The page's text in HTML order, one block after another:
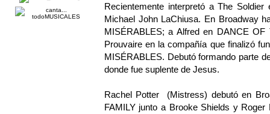
Recientemente interpretó a The
Michael John LaChiusa. En Broadway
MISÉRABLES; a Alfred en DANCE
Prouvaire en la compañía que finalizó
MISÉRABLES. Debutó formando parte
donde fue suplente de Jesus.
Rachel Potter (Mistress) debutó en
FAMILY junto a Brooke Shields y